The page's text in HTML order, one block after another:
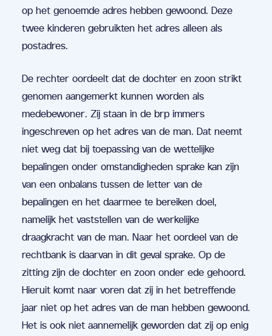
op het genoemde adres hebben gewoond. Deze
twee kinderen gebruikten het adres alleen als
postadres.
De rechter oordeelt dat de dochter en zoon strikt
genomen aangemerkt kunnen worden als
medebewoner. Zij staan in de brp immers
ingeschreven op het adres van de man. Dat neemt
niet weg dat bij toepassing van de wettelijke
bepalingen onder omstandigheden sprake kan zijn
van een onbalans tussen de letter van de
bepalingen en het daarmee te bereiken doel,
namelijk het vaststellen van de werkelijke
draagkracht van de man. Naar het oordeel van de
rechtbank is daarvan in dit geval sprake. Op de
zitting zijn de dochter en zoon onder ede gehoord.
Hieruit komt naar voren dat zij in het betreffende
jaar niet op het adres van de man hebben gewoond.
Het is ook niet aannemelijk geworden dat zij op enig